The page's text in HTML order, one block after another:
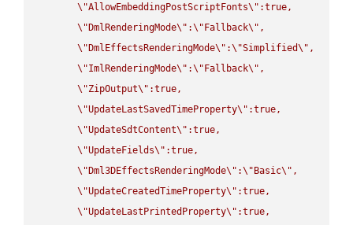
\"AllowEmbeddingPostScriptFonts\" :true,
\" DmlRenderingMode\" :\" Fallback\" ,
\" DmlEffectsRenderingMode\" :\"Simplified\" ,
\"ImlRenderingMode\" :\" Fallback\" ,
\"ZipOutput\" :true,
\"UpdateLastSavedTimeProperty\" :true,
\"UpdateSdtContent\" :true,
\"UpdateFields\" :true,
\" Dml3DEffectsRenderingMode\" :\" Basic\" ,
\"UpdateCreatedTimeProperty\" :true,
\"UpdateLastPrintedProperty\" :true,